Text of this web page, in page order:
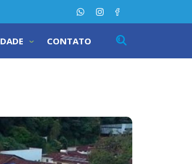
CONTATO